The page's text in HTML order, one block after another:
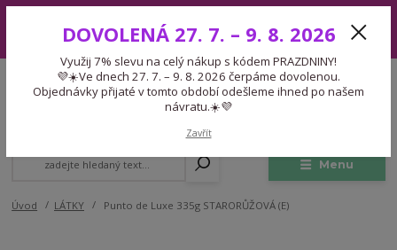
7. – 9. 8. 2026 čerpáme dovolenou. Objednávky přijaté v tomto období
odešleme ihned po našem návratu.☀️💜
Menu
CZK
Expedice 775 866 913
Po-Čt 9-15:30 Pá 9-14:30 Pauza 13-13:45
Úvod LÁTKY Punto de Luxe 335g STARORŮŽOVÁ (E)
DOVOLENÁ 27. 7. – 9. 8. 2026
Využij 7% slevu na celý nákup s kódem PRAZDNINY!
💜☀️Ve dnech 27. 7. – 9. 8. 2026 čerpáme dovolenou.
Objednávky přijaté v tomto období odešleme ihned po našem
návratu.☀️💜
Zavřít